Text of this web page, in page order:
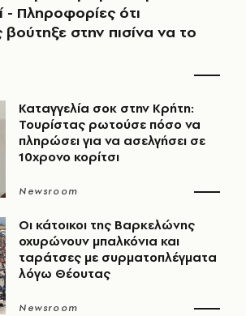
- Πληροφορίες ότι
στην πισίνα να το
Καταγγελία σοκ στην Κρήτη:
Τουρίστας ρωτούσε πόσο να
πληρώσει για να ασελγήσει σε
10χρονο κορίτσι
Newsroom
Οι κάτοικοι της Βαρκελώνης
οχυρώνουν μπαλκόνια και
ταράτσες με συρματοπλέγματα
λόγω Θέουτας
Newsroom